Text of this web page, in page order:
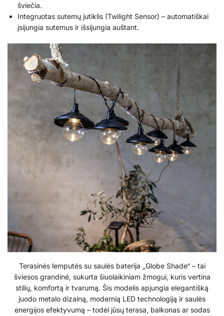
šviečia.
Integruotas sutemų jutiklis (Twilight Sensor) – automatiškai
įsijungia sutemus ir išsijungia auštant.
Terasinės lemputės su saulės baterija „Globe Shade“ – tai
šviesos grandinė, sukurta šiuolaikiniam žmogui, kuris vertina
stilių, komfortą ir tvarumą. Šis modelis apjungia elegantišką
juodo metalo dizainą, modernią LED technologiją ir saulės
energijos efektyvumą – todėl jūsų terasa, balkonas ar sodas